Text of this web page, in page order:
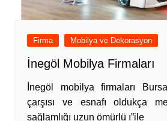
Firma Mobilya ve Dekorasyon
İnegöl Mobilya Firmaları
İnegöl mobilya firmaları
çarşısı ve esnafı oldukça
sağlamlığı uzun ömürlü ı”ile